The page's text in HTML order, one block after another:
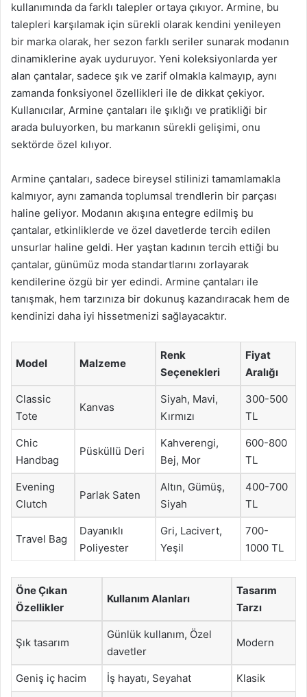
kullanımında da farklı talepler ortaya çıkıyor. Armine, bu
talepleri karşılamak için sürekli olarak kendini yenileyen
bir marka olarak, her sezon farklı seriler sunarak modanın
dinamiklerine ayak uyduruyor. Yeni koleksiyonlarda yer
alan çantalar, sadece şık ve zarif olmakla kalmayıp, aynı
zamanda fonksiyonel özellikleri ile de dikkat çekiyor.
Kullanıcılar, Armine çantaları ile şıklığı ve pratikliği bir
arada buluyorken, bu markanın sürekli gelişimi, onu
sektörde özel kılıyor.
Armine çantaları, sadece bireysel stilinizi tamamlamakla
kalmıyor, aynı zamanda toplumsal trendlerin bir parçası
haline geliyor. Modanın akışına entegre edilmiş bu
çantalar, etkinliklerde ve özel davetlerde tercih edilen
unsurlar haline geldi. Her yaştan kadının tercih ettiği bu
çantalar, günümüz moda standartlarını zorlayarak
kendilerine özgü bir yer edindi. Armine çantaları ile
tanışmak, hem tarzınıza bir dokunuş kazandıracak hem de
kendinizi daha iyi hissetmenizi sağlayacaktır.
Model Malzeme
Renk
Seçenekleri
Fiyat
Aralığı
Classic
Tote
Kanvas
Siyah, Mavi,
Kırmızı
300-500
TL
Chic
Handbag
Püsküllü Deri
Kahverengi,
Bej, Mor
600-800
TL
Evening
Clutch
Parlak Saten
Altın, Gümüş,
Siyah
400-700
TL
Travel Bag
Dayanıklı
Poliyester
Gri, Lacivert,
Yeşil
700-
1000 TL
Öne Çıkan
Özellikler
Kullanım Alanları
Tasarım
Tarzı
Şık tasarım
Günlük kullanım, Özel
davetler
Modern
Geniş iç hacim İş hayatı, Seyahat Klasik